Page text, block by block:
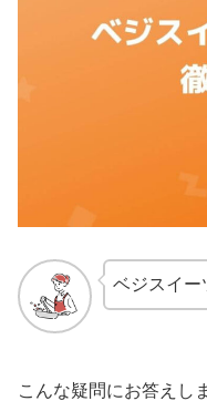
ベジスイー
こんな疑問にお答えし